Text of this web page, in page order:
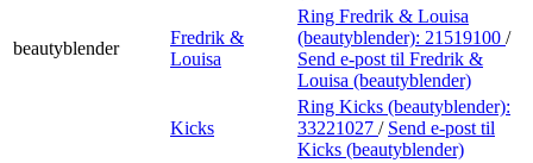
beautyblender
Fredrik &
Louisa
Ring Fredrik & Louisa
(beautyblender): 21519100 /
Send e-post til Fredrik &
Louisa (beautyblender)
Kicks
Ring Kicks (beautyblender):
33221027 / Send e-post til
Kicks (beautyblender)